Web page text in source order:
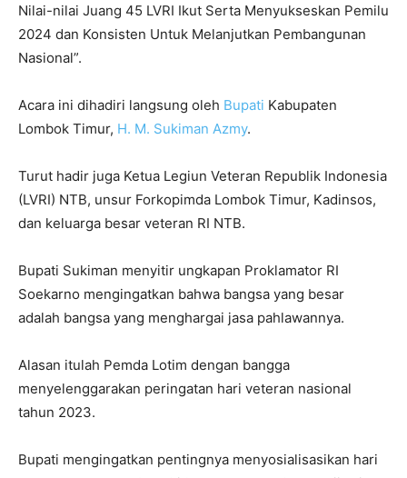
Nilai-nilai Juang 45 LVRI Ikut Serta Menyukseskan Pemilu
2024 dan Konsisten Untuk Melanjutkan Pembangunan
Nasional”.
Acara ini dihadiri langsung oleh Bupati Kabupaten
Lombok Timur, H. M. Sukiman Azmy.
Turut hadir juga Ketua Legiun Veteran Republik Indonesia
(LVRI) NTB, unsur Forkopimda Lombok Timur, Kadinsos,
dan keluarga besar veteran RI NTB.
Bupati Sukiman menyitir ungkapan Proklamator RI
Soekarno mengingatkan bahwa bangsa yang besar
adalah bangsa yang menghargai jasa pahlawannya.
Alasan itulah Pemda Lotim dengan bangga
menyelenggarakan peringatan hari veteran nasional
tahun 2023.
Bupati mengingatkan pentingnya menyosialisasikan hari